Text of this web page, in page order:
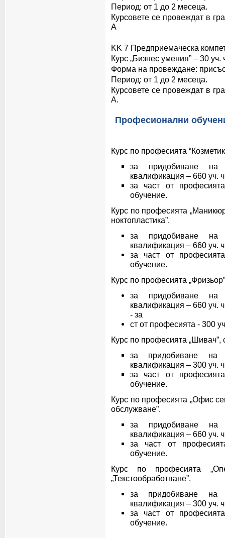
Период: от 1 до 2 месеца.
Курсовете се провеждат в
А
KK 7 Предприемаческа
Курс „Бизнес умения” – 30 уч.
Форма на провеждане:
Период: от 1 до 2 месеца.
Курсовете се провеждат в
А.
Професионални
Курс по професията
за придобиване на
квалификация – 660 уч.
за част от
обучение.
Курс по професията
ноктопластика”.
за придобиване на
квалификация – 660 уч.
за част от
обучение.
Курс по професията
за придобиване на
квалификация – 660 уч.
- за
ст от професията - 300
Курс по професията „Шивач”,
за придобиване на
квалификация – 300 уч.
за част от
обучение.
Курс по професията „Офис
обслужване”.
за придобиване на
квалификация – 660 уч.
за част от
обучение.
Курс по професията
„Текстообработване”.
за придобиване на
квалификация – 300 уч.
за част от
обучение.